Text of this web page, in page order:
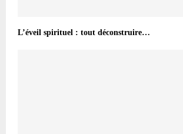
L’éveil spirituel : tout déconstruire…